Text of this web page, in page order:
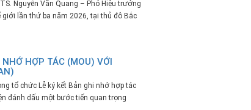
Nguyễn Văn Quang – Phó Hiệu trưởng
lần thứ ba năm 2026, tại thủ đô Bắc
HỢP TÁC (MOU) VỚI
tổ chức Lễ ký kết Bản ghi nhớ hợp tác
đánh dấu một bước tiến quan trọng